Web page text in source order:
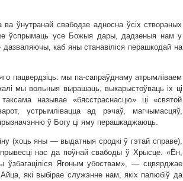
ва ўнутранай свабодзе адносна ўсіх створаных
ўспрымаць усе Божыя дары, дадзеныя нам у
каб яны станавіліся перашкодай на
пацвердзіць: мы па-сапраўднаму атрымліваем
мы вольныя вырашаць, выкарыстоўваць іх ці
называе «бясстраснасцю» ці «святой
устрымлівацца ад рэчаў, магчымасцяў,
ў Богу ці яму перашкаджаюць.
(хоць яны — выдатныя сродкі ў гэтай справе),
нас да поўнай свабоды ў Хрысце. «Ён,
Ягоным убоствам», — сцвярджае
які выбірае служэнне нам, якіх палюбіў да